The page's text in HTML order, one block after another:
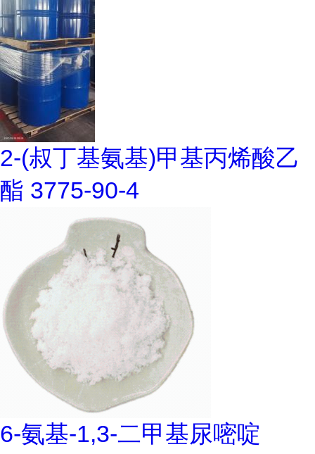
2-(叔丁基氨基)甲基丙烯酸乙
酯 3775-90-4
6-氨基-1,3-二甲基尿嘧啶